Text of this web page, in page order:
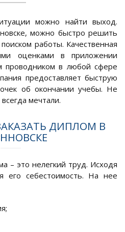
можно найти выход.
можно быстро решить
работы. Качественная
оценками в приложении
проводником в любой сфере
предоставляет быструю
об окончании учебы. Не
мечтали.
ДИПЛОМ В
– это нелегкий труд. Исходя
его себестоимость. На нее